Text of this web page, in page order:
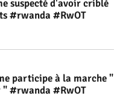
suspecté d'avoir criblé
#rwanda #RwOT
participe à la marche "
" #rwanda #RwOT